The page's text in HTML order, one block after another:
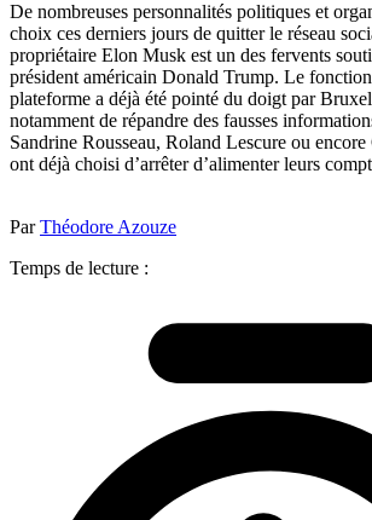
De nombreuses personnalités politiques et
choix ces derniers jours de quitter le réseau
propriétaire Elon Musk est un des fervents
président américain Donald Trump. Le
plateforme a déjà été pointé du doigt par
notamment de répandre des fausses
Sandrine Rousseau, Roland Lescure ou
ont déjà choisi d’arrêter d’alimenter leurs
ParThéodore Azouze
Temps de lecture :